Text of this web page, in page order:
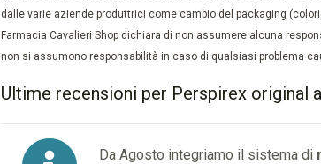
dalle varie aziende produttrici come cambio del packaging
Farmacia Cavalieri Shop dichiara di non assumere alcuna
non si assumono responsabilità in caso di qualsiasi problema
Ultime recensioni per Perspirex original
Da Agosto integriamo il sistema di